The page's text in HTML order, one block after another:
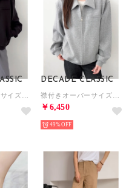
DECADE CLASSIC
￥6,450
49%